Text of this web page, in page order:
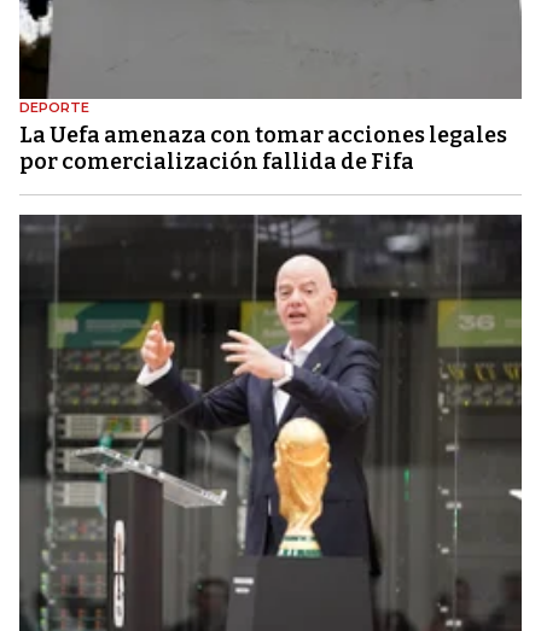
DEPORTE
La Uefa amenaza con tomar acciones legales
por comercialización fallida de Fifa